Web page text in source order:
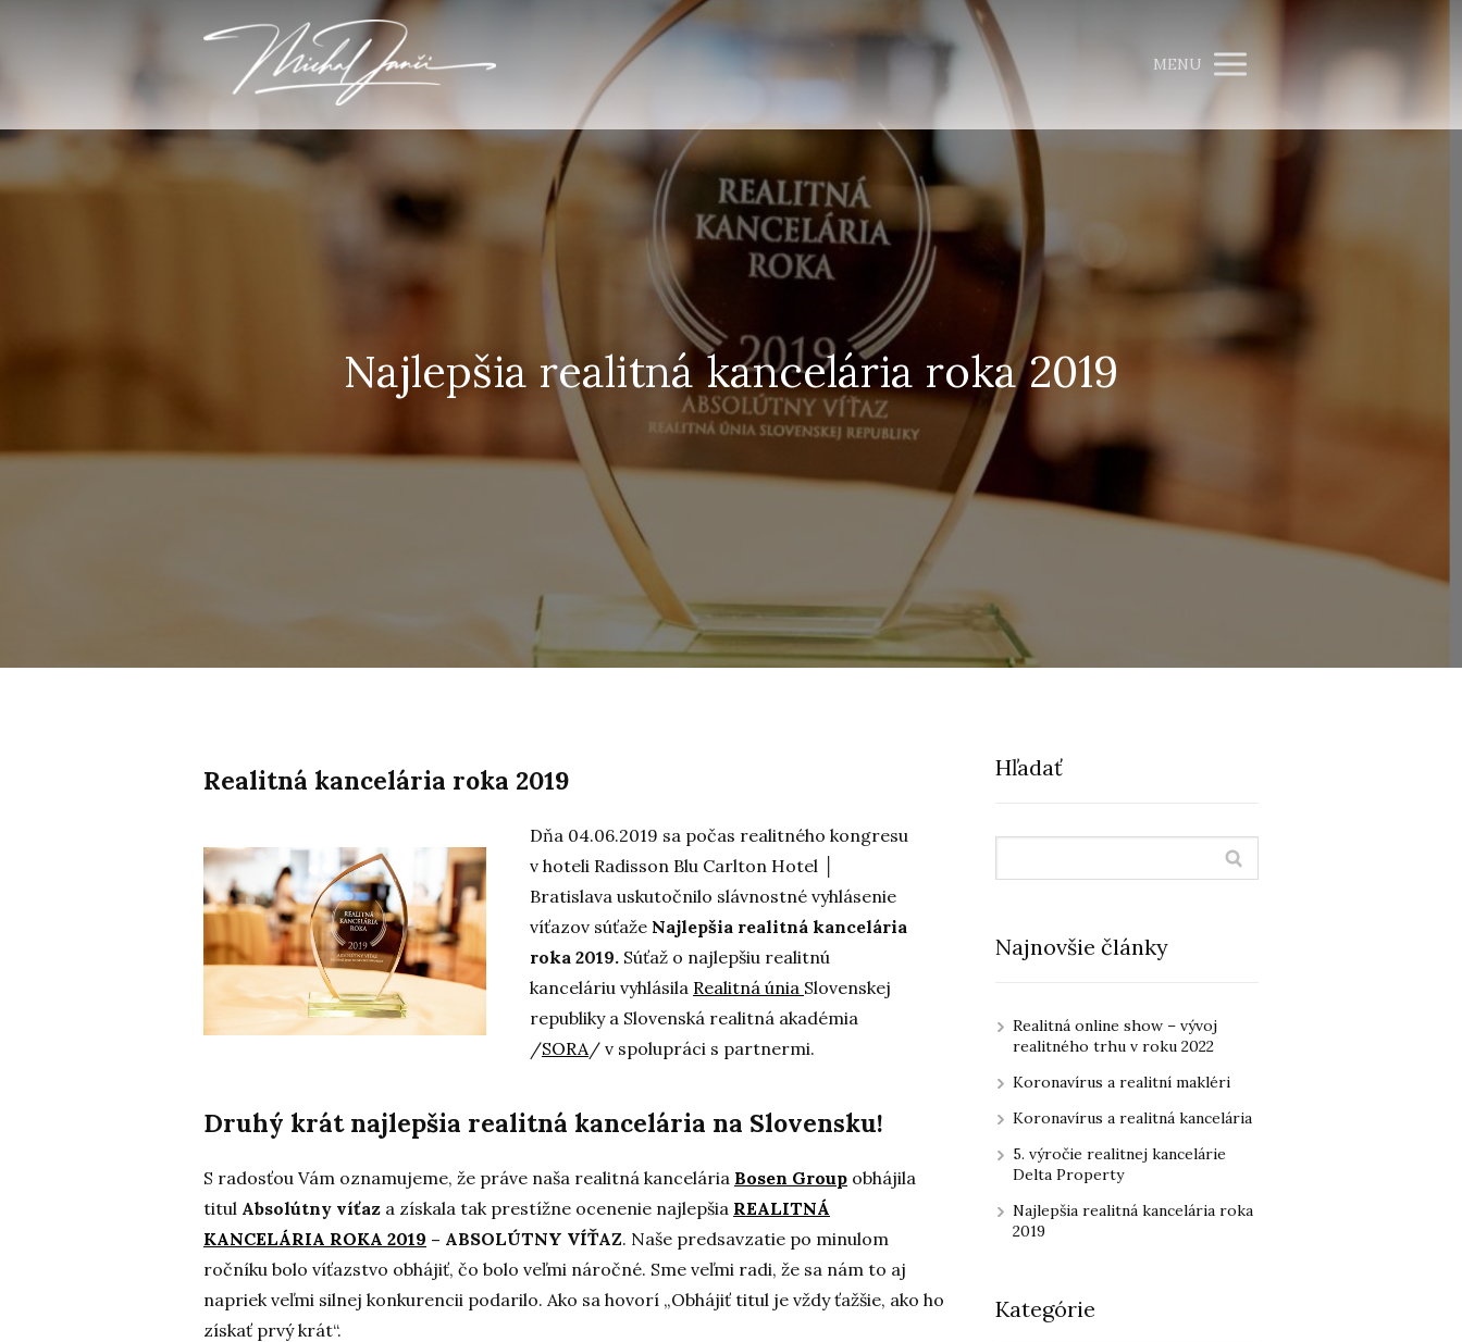
MENU
Najlepšia realitná kancelária roka 2019
Realitná kancelária roka 2019
Dňa 04.06.2019 sa počas realitného kongresu
v hoteli Radisson Blu Carlton Hotel │
Bratislava uskutočnilo slávnostné vyhlásenie
víťazov súťaže Najlepšia realitná kancelária
roka 2019. Súťaž o najlepšiu realitnú
kanceláriu vyhlásila Realitná únia Slovenskej
republiky a Slovenská realitná akadémia
/SORA / v spolupráci s partnermi.
Druhý krát najlepšia realitná kancelária na Slovensku!
S radosťou Vám oznamujeme, že práve naša realitná kancelária Bosen Group obhájila
titul Absolútny víťaz a získala tak prestížne ocenenie najlepšia REALITNÁ
KANCELÁRIA ROKA 2019 – ABSOLÚTNY VÍŤAZ. Naše predsavzatie po minulom
ročníku bolo víťazstvo obhájiť, čo bolo veľmi náročné. Sme veľmi radi, že sa nám to aj
napriek veľmi silnej konkurencii podarilo. Ako sa hovorí „Obhájiť titul je vždy ťažšie, ako ho
získať prvý krát“.
Hľadať
Najnovšie články
Realitná online show – vývoj
realitného trhu v roku 2022
Koronavírus a realitní makléri
Koronavírus a realitná kancelária
5. výročie realitnej kancelárie
Delta Property
Najlepšia realitná kancelária roka
2019
Kategórie